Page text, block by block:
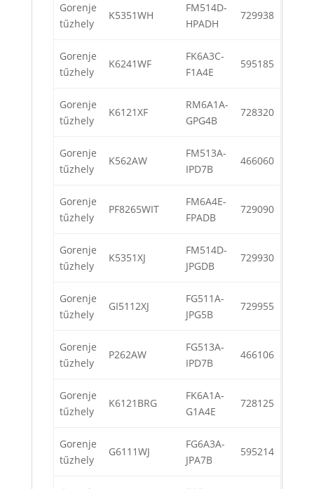
Gorenje
tűzhely
K5351WH
FM514D-
HPADH
729938
Gorenje
tűzhely
K6241WF
FK6A3C-
F1A4E
595185
Gorenje
tűzhely
K6121XF
RM6A1A-
GPG4B
728320
Gorenje
tűzhely
K562AW
FM513A-
IPD7B
466060
Gorenje
tűzhely
PF8265WIT
FM6A4E-
FPADB
729090
Gorenje
tűzhely
K5351XJ
FM514D-
JPGDB
729930
Gorenje
tűzhely
GI5112XJ
FG511A-
JPG5B
729955
Gorenje
tűzhely
P262AW
FG513A-
IPD7B
466106
Gorenje
tűzhely
K6121BRG
FK6A1A-
G1A4E
728125
Gorenje
tűzhely
G6111WJ
FG6A3A-
JPA7B
595214